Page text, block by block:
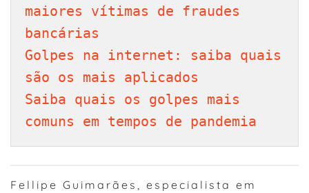
maiores vítimas de fraudes
bancárias
Golpes na internet: saiba quais
são os mais aplicados
Saiba quais os golpes mais
comuns em tempos de pandemia
Fellipe Guimarães, especialista em